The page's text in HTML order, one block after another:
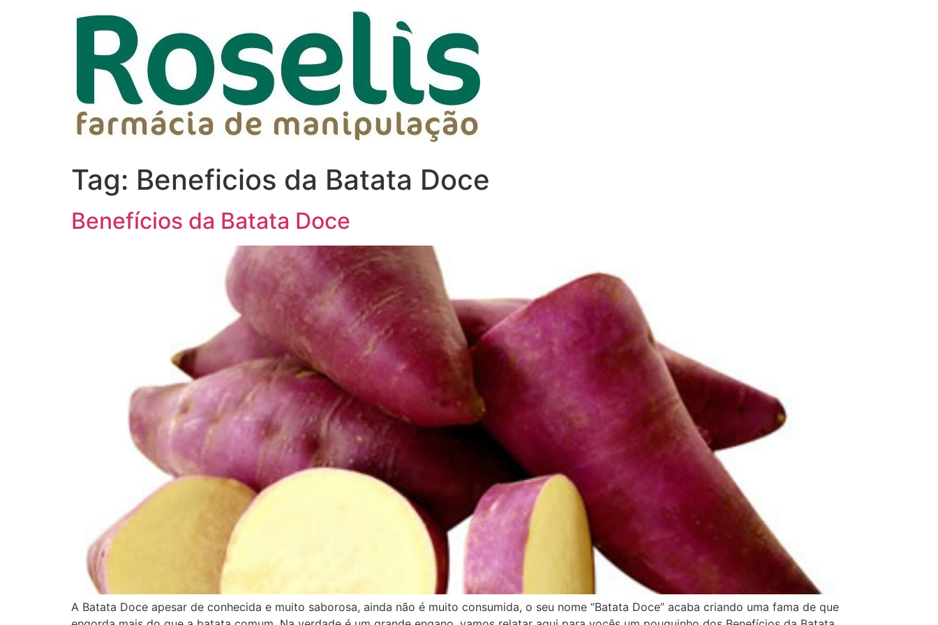
Tag: Beneficios da Batata Doce
Benefícios da Batata Doce
A Batata Doce apesar de conhecida e muito saborosa, ainda não é muito consumida, o seu nome “Batata Doce” acaba criando uma fama de que